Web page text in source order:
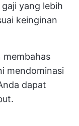
yang lebih
keinginan
membahas
mendominasi
dapat